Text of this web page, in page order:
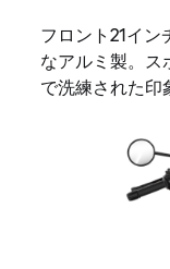
フロント21イ
なアルミ製。
で洗練された印